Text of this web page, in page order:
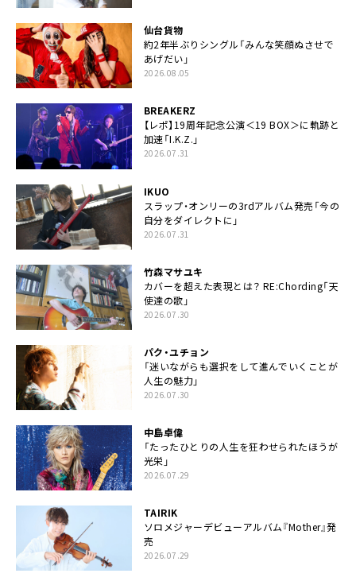
仙台貨物
約2年半ぶりシングル「みんな笑顔ぬさせで
あげだい」
2026.08.05
BREAKERZ
【レポ】19周年記念公演＜19 BOX＞に軌跡と
加速「I.K.Z.」
2026.07.31
IKUO
スラップ・オンリーの3rdアルバム発売「今の
自分をダイレクトに」
2026.07.31
竹森マサユキ
カバーを超えた表現とは？ RE:Chording「天
使達の歌」
2026.07.30
パク・ユチョン
「迷いながらも選択をして進んでいくことが
人生の魅力」
2026.07.30
中島卓偉
「たったひとりの人生を狂わせられたほうが
光栄」
2026.07.29
TAIRIK
ソロメジャーデビューアルバム『Mother』発
売
2026.07.29